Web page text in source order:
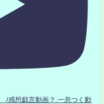
想戯言動画？.一息つく動